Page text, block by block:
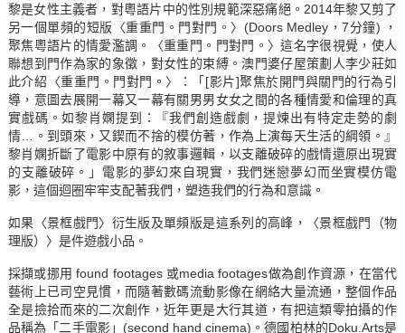
黎是女性主義者，對粵語片中的性別規範深惡痛絕。2014年黎又剪了
另一個單頻的短版〈重重門。門對門。〉(Doors Medley，7分鐘) ，
聚焦粵語片的情愛濫調。〈重重門。門對門。〉這名字很視覺，使人
聯想到門作為家的象徵，對女性的束縛。澳門婆仔屋策劃人李少莊如
此介紹〈重重門。門對門。〉：「[影片]聚焦於開門與關門的行為引
導，意圖去展開一幕又一幕有關男男女女之間的各種情愛和倫理的真
實戲碼。如黎肖嫻提到：『我們創造戲劇，提煉出有特定走勢的劇
情…。到頭來，又鍥而不捨的模仿著，作為上演每天生活的綱領。』
黎肖嫻折斷了電影中原有的敘事邏輯，以支離破碎的戲情還原出現實
的支離破碎。」電影的夢幻來自現實，我們迷戀夢幻而坐實模仿電
影，這個迴圈牢牢支配著我們，塑造我們的行為和意識。
如果〈景框戲門〉衍生版及單頻版是這系列的高峰，〈景框戲門（物
理版）〉是件遊戲小品。
採擷或挪用 found footages 或media footages做為創作資源，在當代
藝術上已司空見慣，而隨著數碼流動影像在網絡大量流通，整個作品
全是撿拾而來的二次創作，近年更是大行其道，有把這類零拍攝的作
品稱為「二手電影」(second hand cinema)。德國柏林的Doku.Arts是